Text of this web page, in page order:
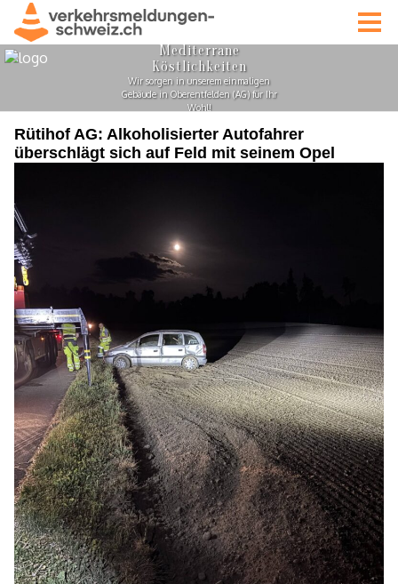
Rütihof AG: Alkoholisierter Autofahrer
überschlägt sich auf Feld mit seinem Opel